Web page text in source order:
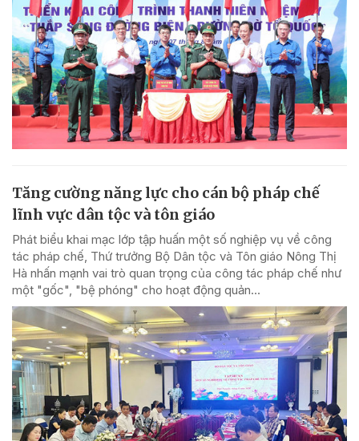
Tăng cường năng lực cho cán bộ pháp chế
lĩnh vực dân tộc và tôn giáo
Phát biểu khai mạc lớp tập huấn một số nghiệp vụ về công
tác pháp chế, Thứ trưởng Bộ Dân tộc và Tôn giáo Nông Thị
Hà nhấn mạnh vai trò quan trọng của công tác pháp chế như
một "gốc", "bệ phóng" cho hoạt động quản...